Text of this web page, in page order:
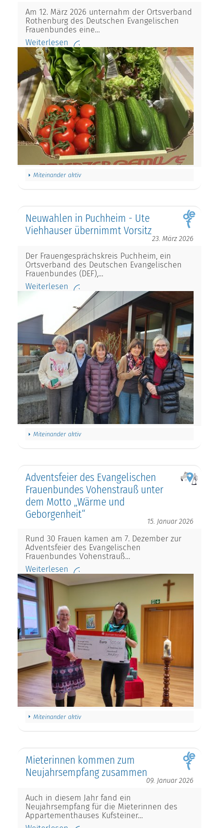
Am 12. März 2026 unternahm der Ortsverband
Rothenburg des Deutschen Evangelischen
Frauenbundes eine…
Weiterlesen
Miteinander aktiv
Neuwahlen in Puchheim - Ute
Viehhauser übernimmt Vorsitz
23. März 2026
Der Frauengesprächskreis Puchheim, ein
Ortsverband des Deutschen Evangelischen
Frauenbundes (DEF),…
Weiterlesen
Miteinander aktiv
Adventsfeier des Evangelischen
Frauenbundes Vohenstrauß unter
dem Motto „Wärme und
Geborgenheit“
15. Januar 2026
Rund 30 Frauen kamen am 7. Dezember zur
Adventsfeier des Evangelischen
Frauenbundes Vohenstrauß…
Weiterlesen
Miteinander aktiv
Mieterinnen kommen zum
Neujahrsempfang zusammen
09. Januar 2026
Auch in diesem Jahr fand ein
Neujahrsempfang für die Mieterinnen des
Appartementhauses Kufsteiner…